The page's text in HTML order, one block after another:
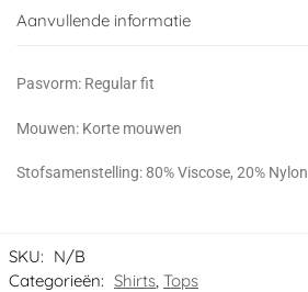
Aanvullende informatie
Pasvorm: Regular fit
Mouwen: Korte mouwen
Stofsamenstelling: 80% Viscose, 20% Nylon
SKU: N/B
Categorieën: Shirts Tops